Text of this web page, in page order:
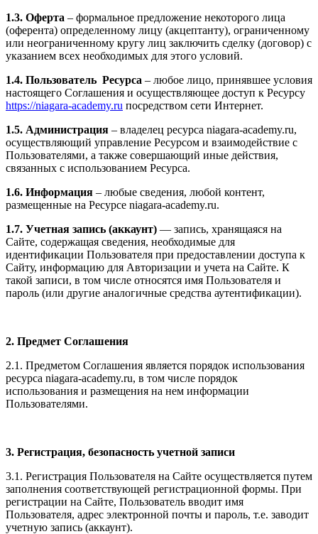
1.3. Оферта – формальное предложение некоторого лица
(оферента) определенному лицу (акцептанту), ограниченному
или неограниченному кругу лиц заключить сделку (договор) с
указанием всех необходимых для этого условий.
1.4. Пользователь Ресурса – любое лицо, принявшее условия
настоящего Соглашения и осуществляющее доступ к Ресурсу
https://niagara-academy.ru посредством сети Интернет.
1.5. Администрация – владелец ресурса niagara-academy.ru,
осуществляющий управление Ресурсом и взаимодействие с
Пользователями, а также совершающий иные действия,
связанных с использованием Ресурса.
1.6. Информация – любые сведения, любой контент,
размещенные на Ресурсе niagara-academy.ru.
1.7. Учетная запись (аккаунт) — запись, хранящаяся на
Сайте, содержащая сведения, необходимые для
идентификации Пользователя при предоставлении доступа к
Сайту, информацию для Авторизации и учета на Сайте. К
такой записи, в том числе относятся имя Пользователя и
пароль (или другие аналогичные средства аутентификации).
2. Предмет Соглашения
2.1. Предметом Соглашения является порядок использования
ресурса niagara-academy.ru, в том числе порядок
использования и размещения на нем информации
Пользователями.
3. Регистрация, безопасность учетной записи
3.1. Регистрация Пользователя на Сайте осуществляется путем
заполнения соответствующей регистрационной формы. При
регистрации на Сайте, Пользователь вводит имя
Пользователя, адрес электронной почты и пароль, т.е. заводит
учетную запись (аккаунт).